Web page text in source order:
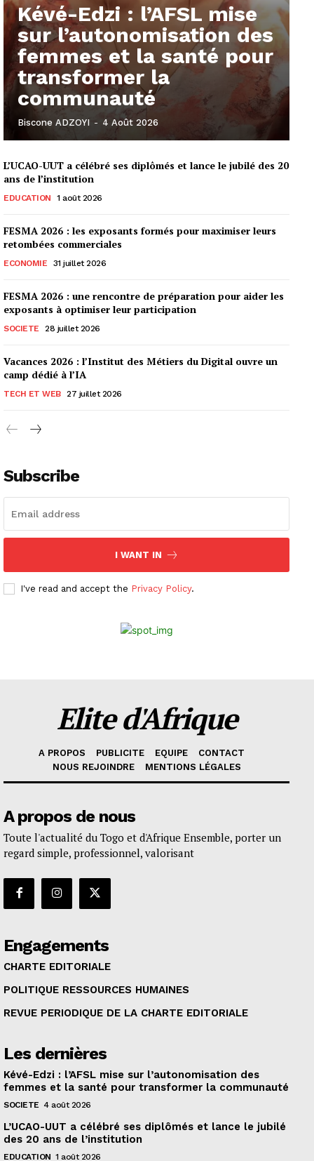
Kévé-Edzi : l’AFSL mise
sur l’autonomisation des
femmes et la santé pour
transformer la
communauté
Biscone ADZOYI - 4 Août 2026
L’UCAO-UUT a célébré ses diplômés et lance le jubilé des 20
ans de l’institution
EDUCATION 1 août 2026
FESMA 2026 : les exposants formés pour maximiser leurs
retombées commerciales
ECONOMIE 31 juillet 2026
FESMA 2026 : une rencontre de préparation pour aider les
exposants à optimiser leur participation
SOCIETE 28 juillet 2026
Vacances 2026 : l’Institut des Métiers du Digital ouvre un
camp dédié à l’IA
TECH ET WEB 27 juillet 2026
Subscribe
I WANT IN
I've read and accept the Privacy Policy.
Elite d'Afrique
A PROPOS PUBLICITE EQUIPE
CONTACT
NOUS REJOINDRE
MENTIONS LÉGALES
A propos de nous
Toute l'actualité du Togo et d'Afrique Ensemble, porter un
regard simple, professionnel, valorisant
Engagements
CHARTE EDITORIALE
POLITIQUE RESSOURCES HUMAINES
REVUE PERIODIQUE DE LA CHARTE EDITORIALE
Les dernières
Kévé-Edzi : l’AFSL mise sur l’autonomisation des
femmes et la santé pour transformer la communauté
SOCIETE 4 août 2026
L’UCAO-UUT a célébré ses diplômés et lance le jubilé
des 20 ans de l’institution
EDUCATION 1 août 2026